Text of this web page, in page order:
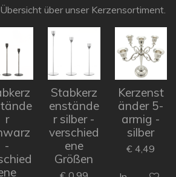
über unser Kerzensortiment.
r
-
Stabkerz
enstände
r silber -
verschied
ene
Größen
Kerzenst
änder 5-
armig -
silber
€ 4,49